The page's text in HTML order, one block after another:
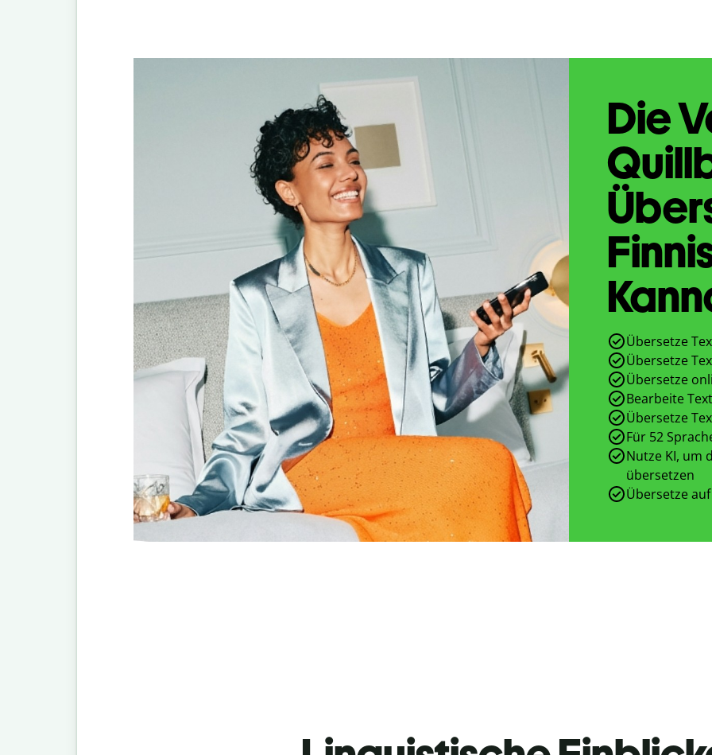
Die
Übersetze
Übersetze
Übersetze
Bearbeite
Übersetze
Für 52
Nutze KI, um
übersetzen
Übersetze